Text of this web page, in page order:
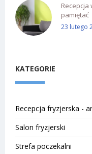
pamiętać
23 lutego
KATEGORIE
Recepcja fryzjerska -
Salon fryzjerski
Strefa poczekalni